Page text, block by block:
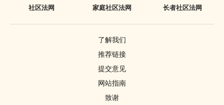
社区法网 家庭社区法网 长者社区法网
了解我们
推荐链接
提交意见
网站指南
致谢